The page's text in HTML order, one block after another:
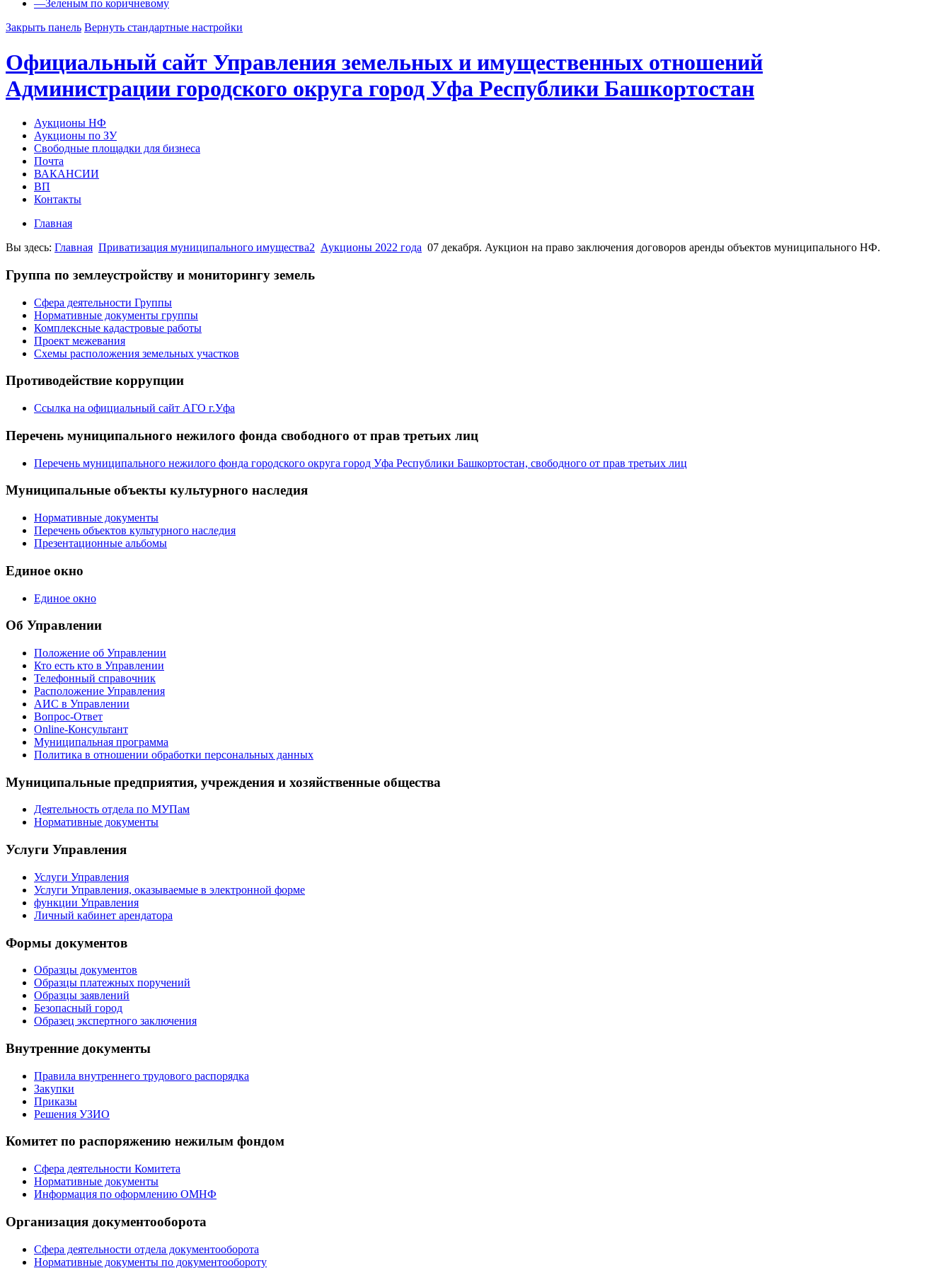
—Зеленым по коричневому
Закрыть панель Вернуть стандартные настройки
Официальный сайт Управления земельных и имущественных отношений
Администрации городского округа город Уфа Республики Башкортостан
Аукционы НФ
Аукционы по ЗУ
Свободные площадки для бизнеса
Почта
ВАКАНСИИ
ВП
Контакты
Главная
Вы здесь: Главная Приватизация муниципального имущества2 Аукционы 2022 года 07 декабря. Аукцион на право заключения договоров аренды объектов муниципального НФ.
Группа по землеустройству и мониторингу земель
Сфера деятельности Группы
Нормативные документы группы
Комплексные кадастровые работы
Проект межевания
Схемы расположения земельных участков
Противодействие коррупции
Ссылка на официальный сайт АГО г.Уфа
Перечень муниципального нежилого фонда свободного от прав третьих лиц
Перечень муниципального нежилого фонда городского округа город Уфа Республики Башкортостан, свободного от прав третьих лиц
Муниципальные объекты культурного наследия
Нормативные документы
Перечень объектов культурного наследия
Презентационные альбомы
Единое окно
Единое окно
Об Управлении
Положение об Управлении
Кто есть кто в Управлении
Телефонный справочник
Расположение Управления
АИС в Управлении
Вопрос-Ответ
Online-Консультант
Муниципальная программа
Политика в отношении обработки персональных данных
Муниципальные предприятия, учреждения и хозяйственные общества
Деятельность отдела по МУПам
Нормативные документы
Услуги Управления
Услуги Управления
Услуги Управления, оказываемые в электронной форме
функции Управления
Личный кабинет арендатора
Формы документов
Образцы документов
Образцы платежных поручений
Образцы заявлений
Безопасный город
Образец экспертного заключения
Внутренние документы
Правила внутреннего трудового распорядка
Закупки
Приказы
Решения УЗИО
Комитет по распоряжению нежилым фондом
Сфера деятельности Комитета
Нормативные документы
Информация по оформлению ОМНФ
Организация документооборота
Сфера деятельности отдела документооборота
Нормативные документы по документообороту